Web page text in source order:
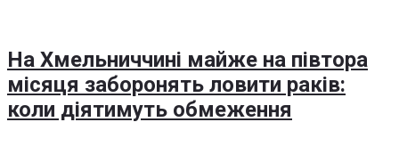
На Хмельниччині майже на півтора
місяця заборонять ловити раків:
коли діятимуть обмеження